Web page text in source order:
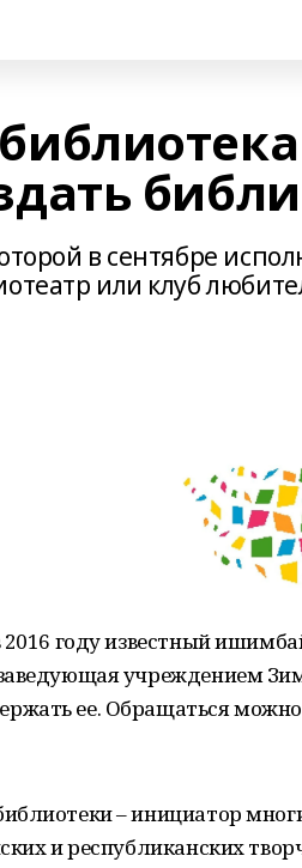
в сентябре
или клуб
году известный
учреждением
ее. Обращаться можно
– инициатор
и республиканских